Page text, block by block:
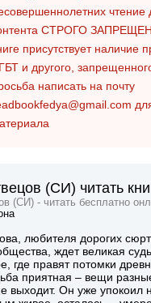
чтение
СТРОГО
присутствует наличие
и другого,
написать на почту
(СИ) читать
(СИ) - читать бесплатно
любителя дорогих
ждет великая
где правят потомки
приятная – вещи
выходит. Он уже упокоил